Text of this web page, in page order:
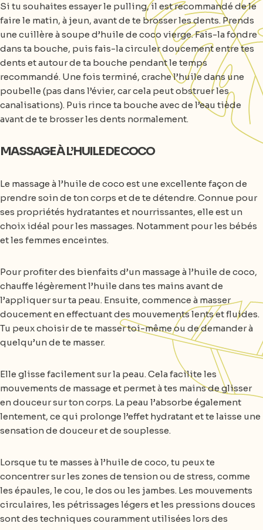
Si tu souhaites essayer le pulling, il est recommandé de le
faire le matin, à jeun, avant de te brosser les dents. Prends
une cuillère à soupe d’huile de coco vierge. Fais-la fondre
dans ta bouche, puis fais-la circuler doucement entre tes
dents et autour de ta bouche pendant le temps
recommandé. Une fois terminé, crache l’huile dans une
poubelle (pas dans l’évier, car cela peut obstruer les
canalisations). Puis rince ta bouche avec de l’eau tiède
avant de te brosser les dents normalement.
MASSAGE À L’HUILE DE COCO
Le massage à l’huile de coco est une excellente façon de
prendre soin de ton corps et de te détendre. Connue pour
ses propriétés hydratantes et nourrissantes, elle est un
choix idéal pour les massages. Notamment pour les bébés
et les femmes enceintes.
Pour profiter des bienfaits d’un massage à l’huile de coco,
chauffe légèrement l’huile dans tes mains avant de
l’appliquer sur ta peau. Ensuite, commence à masser
doucement en effectuant des mouvements lents et fluides.
Tu peux choisir de te masser toi-même ou de demander à
quelqu’un de te masser.
Elle glisse facilement sur la peau. Cela facilite les
mouvements de massage et permet à tes mains de glisser
en douceur sur ton corps. La peau l’absorbe également
lentement, ce qui prolonge l’effet hydratant et te laisse une
sensation de douceur et de souplesse.
Lorsque tu te masses à l’huile de coco, tu peux te
concentrer sur les zones de tension ou de stress, comme
les épaules, le cou, le dos ou les jambes. Les mouvements
circulaires, les pétrissages légers et les pressions douces
sont des techniques couramment utilisées lors des